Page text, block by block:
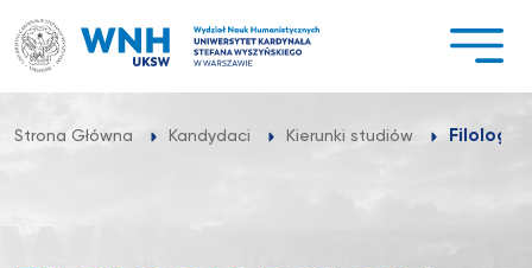
do
treści
Strona Główna Kandydaci Kierunki studiów